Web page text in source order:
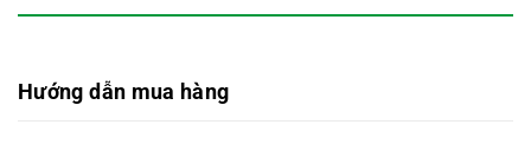
Hướng dẫn mua hàng